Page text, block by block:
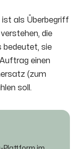
als Überbegriff
die
bedeutet, sie
einen
(zum
soll.